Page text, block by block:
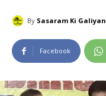
By Sasaram Ki Galiyan
Facebook